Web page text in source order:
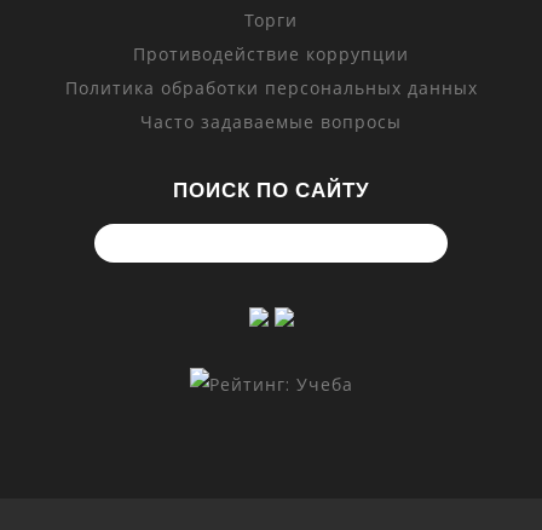
Торги
Противодействие коррупции
Политика обработки персональных данных
Часто задаваемые вопросы
ПОИСК ПО САЙТУ